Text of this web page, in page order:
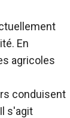
En
agricoles
conduisent
s'agit